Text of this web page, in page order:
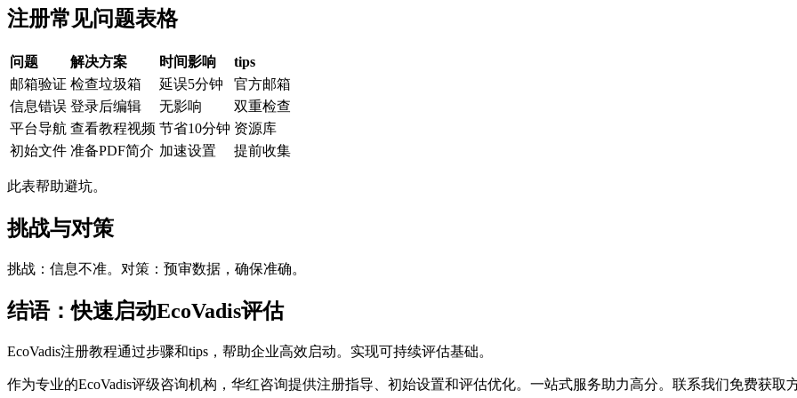
注册常见问题表格
问题 解决方案 时间影响
tips
邮箱验证 检查垃圾箱 延误5分钟
官方邮箱
信息错误 登录后编辑 无影响
双重检查
平台导航 查看教程视频 节省10分钟 资源库
初始文件 准备PDF简介 加速设置 提前收集
此表帮助避坑。
挑战与对策
挑战：信息不准。对策：预审数据，确保准确。
结语：快速启动EcoVadis评估
EcoVadis注册教程通过步骤和tips，帮助企业高效启动。实现可持续评估基础。
作为专业的EcoVadis评级咨询机构，华红咨询提供注册指导、初始设置和评估优化。一站式服务助力高分。联系我们免费获取